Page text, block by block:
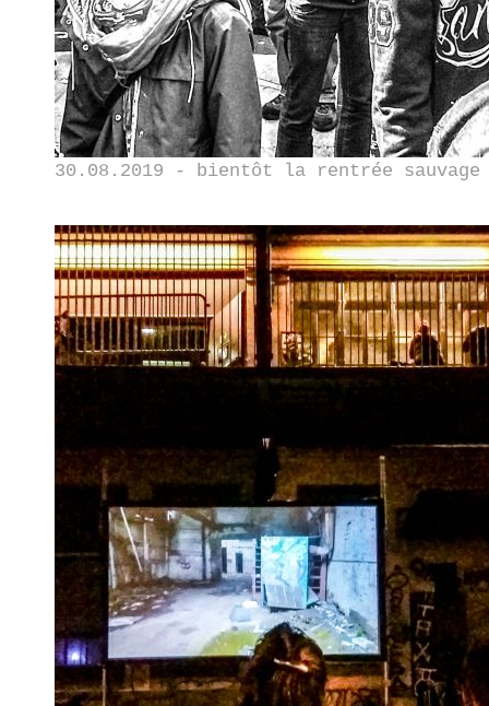
30.08.2019 - bientôt la rentrée sauvage